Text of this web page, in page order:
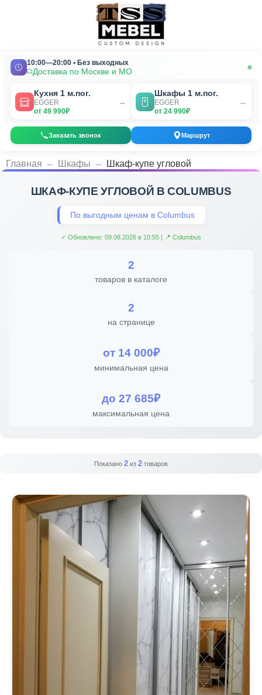
10:00—20:00 • Без выходных
Доставка по Москве и МО
Кухня 1 м.пог.
EGGER
от 49 990₽
→
Шкафы 1 м.пог.
EGGER
от 24 990₽
→
Заказать звонок Маршрут
Главная Шкафы Шкаф-купе угловой
ШКАФ-КУПЕ УГЛОВОЙ В COLUMBUS
По выгодным ценам в Columbus
✓ Обновлено: 09.08.2026 в 10:55 | 📍 Columbus
2
товаров в каталоге
2
на странице
от 14 000₽
минимальная цена
до 27 685₽
максимальная цена
Показано 2 из 2 товаров